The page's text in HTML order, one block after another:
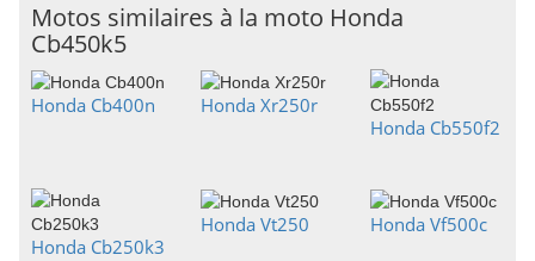
Motos similaires à la moto Honda
Cb450k5
Honda Cb400n
Honda Xr250r
Honda Cb550f2
Honda Cb250k3
Honda Vt250 Honda Vf500c